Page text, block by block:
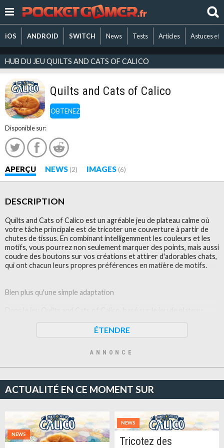
iOS ANDROID SWITCH News Tests Articles Astuces et
HUB DU JEU QUILTS AND CATS OF CALICO
OBTENEZ
Quilts and Cats of Calico
Disponible sur:
APERÇU NEWS (2) IMAGES (6)
DESCRIPTION
Quilts and Cats of Calico est un agréable jeu de plateau calme où
votre tâche principale est de tricoter une couverture à partir de
chutes de tissus. En combinant intelligemment les couleurs et les
motifs, vous pourrez non seulement marquer des points, mais aussi
coudre des boutons sur vos créations et attirer d'adorables chats,
qui ont chacun leurs propres préférences en matière de motifs.
Bien plus qu'une simple adaptation
de chats adorables. Ici, le drap se froisse sous leurs pattes, et leurs
des variations des règles et des mécaniques dans le mode
campagne. De nouveaux scénarios viennent s'ajouter aux scénarios
déjà connus.
Tricotez en solo ou avec des proches, ou faites de nouvelles
connaissances
ÉTENDRE
ANNONCE
ACTUALITÉ EN CE MOMENT SUR
NEWS
NEWS
Tricotez des